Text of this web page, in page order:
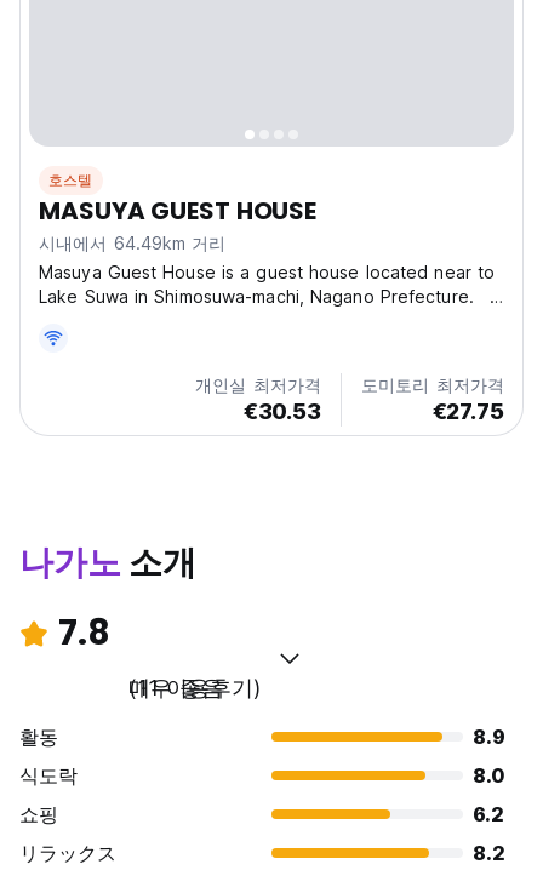
호스텔
MASUYA GUEST HOUSE
시내에서 64.49km 거리
Masuya Guest House is a guest house located near to
Lake Suwa in Shimosuwa-machi, Nagano Prefecture.
been welcoming guests since the Meiji Era and can be
found on maps of that time. We have kept not...
개인실 최저가격
€30.53
도미토리 최저가격
€27.75
나가노 소개
7.8
매우 좋음
(11 이용후기)
활동
8.9
식도락
8.0
쇼핑
6.2
リラックス
8.2